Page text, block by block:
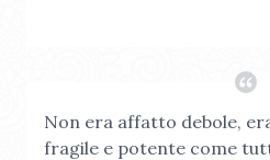
Non era affatto debole,
fragile e potente come